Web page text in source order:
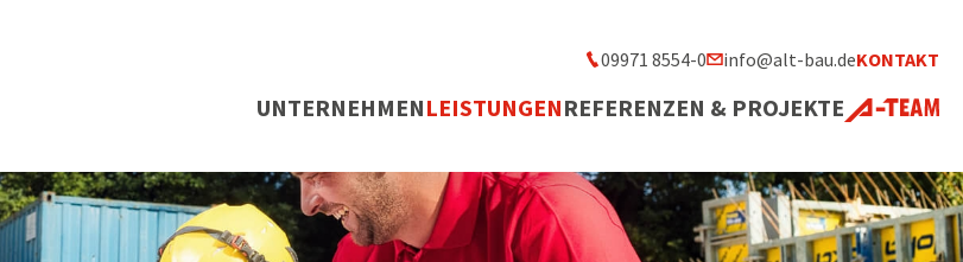
09971 8554-0 info@alt-bau.deKONTAKT
UNTERNEHMENLEISTUNGENREFERENZEN & PROJEKTE A-TEAM